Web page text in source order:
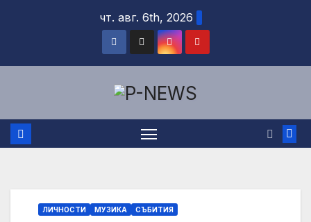
чт. авг. 6th, 2026
ЛИЧНОСТИ МУЗИКА СЪБИТИЯ